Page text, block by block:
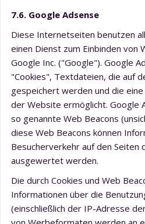
7.6. Google Adsense
Diese Internetseiten benutzen
einen Dienst zum Einbinden von
Google Inc. ("Google"). Google
"Cookies", Textdateien, die auf
gespeichert werden und die
der Website ermöglicht. Google
so genannte Web Beacons
diese Web Beacons können
Besucherverkehr auf den Seiten
ausgewertet werden.
Die durch Cookies und Web
Informationen über die
(einschließlich der IP-Adresse